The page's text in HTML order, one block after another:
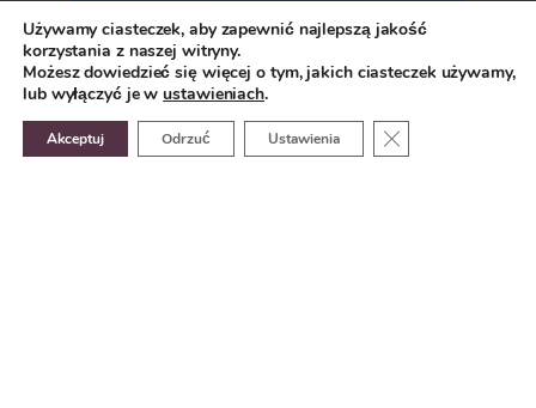
Używamy ciasteczek, aby zapewnić najlepszą jakość
korzystania z naszej witryny.
Możesz dowiedzieć się więcej o tym, jakich ciasteczek używamy,
lub wyłączyć je wustawieniach.
Akceptuj Odrzuć Ustawienia Zamknij panel